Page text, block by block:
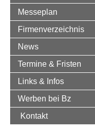
Messeplan
Firmenverzeichnis
News
Termine & Fristen
Links & Infos
Werben bei Bz
Kontakt